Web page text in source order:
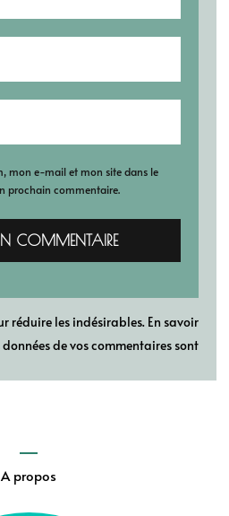
mon e-mail et mon site dans le
prochain commentaire.
réduire les indésirables. En savoir
de vos commentaires sont
A propos